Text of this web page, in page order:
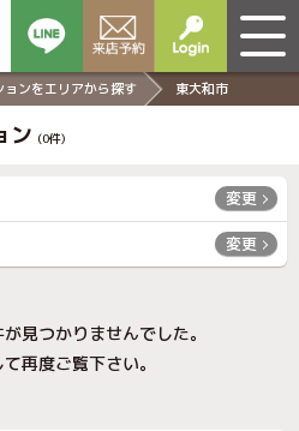
ョンをエリアから探す 東大和市
ン (0件)
変更
変更
見つかりませんでした。
再度ご覧下さい。